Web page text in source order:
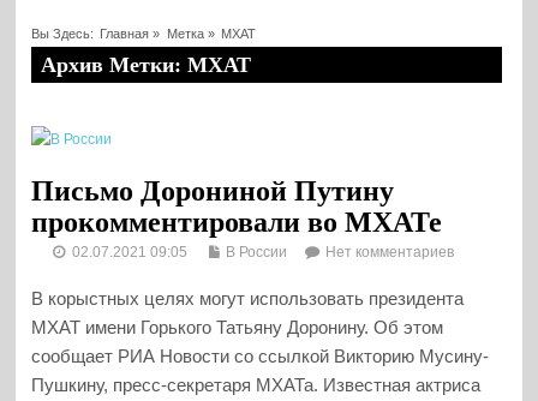
Вы Здесь: Главная » Метка » МХАТ
Архив Метки: МХАТ
Письмо Дорониной Путину
прокомментировали во МХАТе
02.07.2021 09:05 В России Нет комментариев
В корыстных целях могут использовать президента
МХАТ имени Горького Татьяну Доронину. Об этом
сообщает РИА Новости со ссылкой Викторию Мусину-
Пушкину, пресс-секретаря МХАТа. Известная актриса